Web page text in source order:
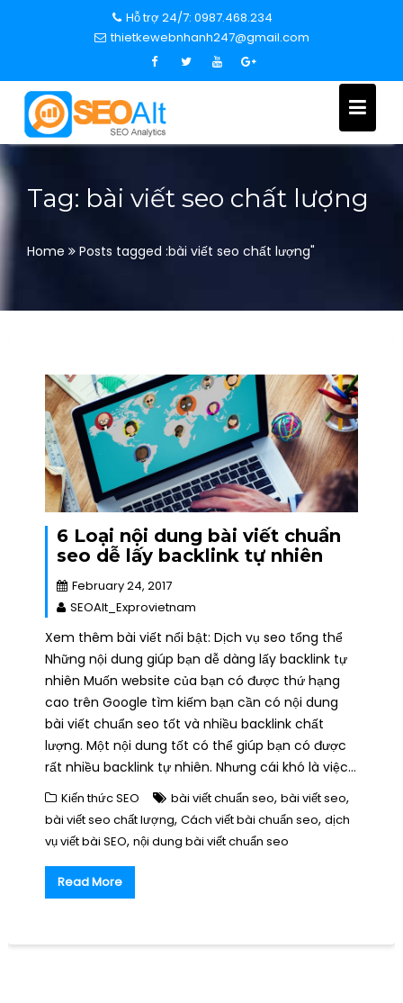
c
o
n
Hỗ trợ 24/7: 0987.468.234
thietkewebnhanh247@gmail.com
Tag: bài viết seo chất lượng
Home Posts tagged :bài viết seo chất lượng"
6 Loại nội dung bài viết chuẩn
seo dễ lấy backlink tự nhiên
February 24, 2017
SEOAlt_Exprovietnam
Xem thêm bài viết nổi bật: Dịch vụ seo tổng thể
Những nội dung giúp bạn dễ dàng lấy backlink tự
nhiên Muốn website của bạn có được thứ hạng
cao trên Google tìm kiếm bạn cần có nội dung
bài viết chuẩn seo tốt và nhiều backlink chất
lượng. Một nội dung tốt có thể giúp bạn có được
rất nhiều backlink tự nhiên. Nhưng cái khó là việc…
Kiến thức SEO bài viết chuẩn seo, bài viết seo,
bài viết seo chất lượng, Cách viết bài chuẩn seo, dịch
vụ viết bài SEO, nội dung bài viết chuẩn seo
Read More